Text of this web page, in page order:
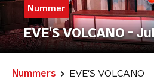
Nummer
EVE'S VOLCANO -
Nummers EVE'S VOLCANO